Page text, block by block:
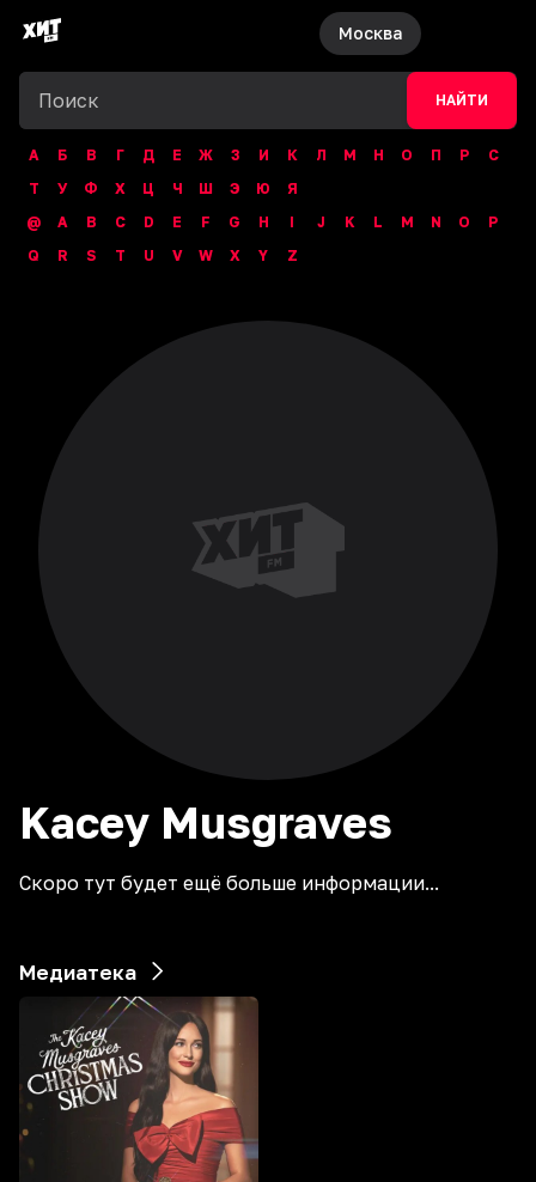
Москва
НАЙТИ
А Б В Г Д Е Ж З И К Л М Н О П Р
С
Т
У Ф Х Ц Ч Ш Э Ю
Я
@
A B C D E F G H I J K L M N O
P
Q
R S T U V W X Y Z
Kacey Musgraves
Скоро тут будет ещё больше информации...
Медиатека